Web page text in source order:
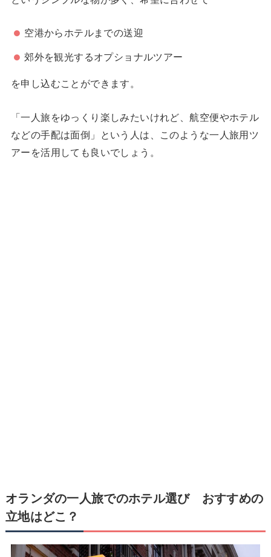
空港からホテルまでの送迎
郊外を観光するオプショナルツアー
を申し込むことができます。
「一人旅をゆっくり楽しみたいけれど、航空便やホテル
などの手配は面倒」という人は、このような一人旅用ツ
アーを活用しても良いでしょう。
オランダの一人旅でのホテル選び おすすめの
立地はどこ？